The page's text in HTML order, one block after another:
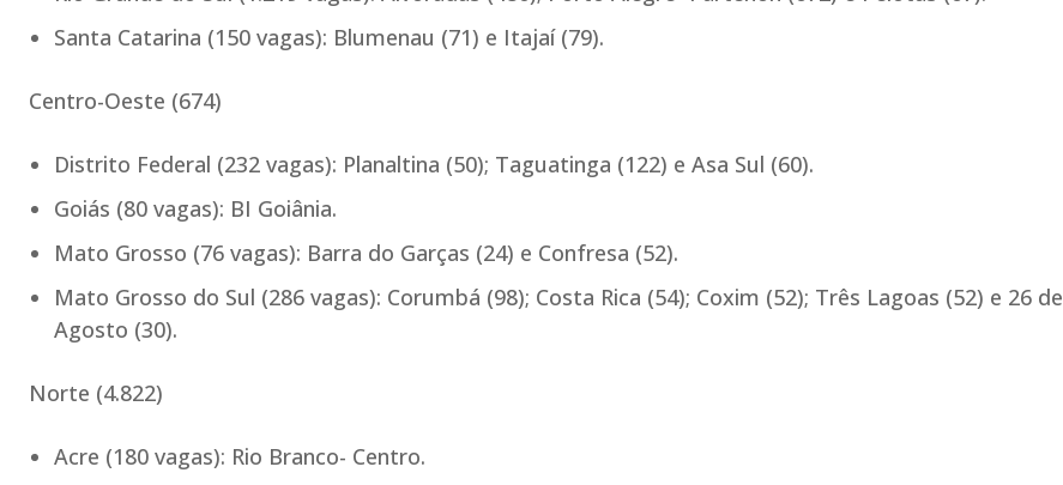
Santa Catarina (150 vagas): Blumenau (71) e Itajaí (79).
Centro-Oeste (674)
Distrito Federal (232 vagas): Planaltina (50); Taguatinga (122) e Asa Sul (60).
Goiás (80 vagas): BI Goiânia.
Mato Grosso (76 vagas): Barra do Garças (24) e Confresa (52).
Mato Grosso do Sul (286 vagas): Corumbá (98); Costa Rica (54); Coxim (52); Três Lagoas (52) e 26 de
Agosto (30).
Norte (4.822)
Acre (180 vagas): Rio Branco- Centro.